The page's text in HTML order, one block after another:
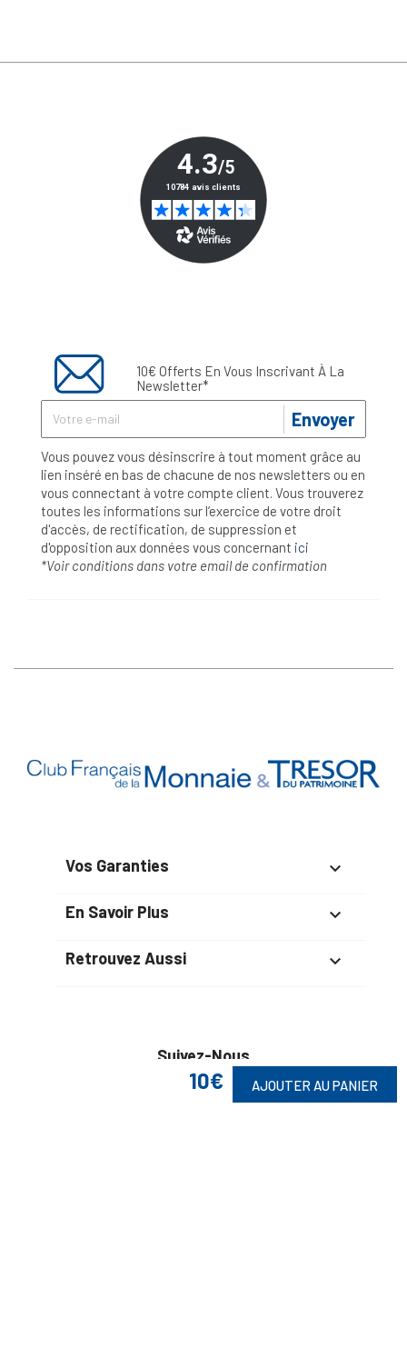
10€ AJOUTER AU PANIER
10€ Offerts En Vous Inscrivant À La
Newsletter*
Envoyer
Vous pouvez vous désinscrire à tout moment grâce au
lien inséré en bas de chacune de nos newsletters ou en
vous connectant à votre compte client. Vous trouverez
toutes les informations sur l’exercice de votre droit
d'accès, de rectification, de suppression et
d'opposition aux données vous concernant ici
*Voir conditions dans votre email de confirmation
Vos Garanties 
En Savoir Plus 
Retrouvez Aussi 
Suivez-Nous